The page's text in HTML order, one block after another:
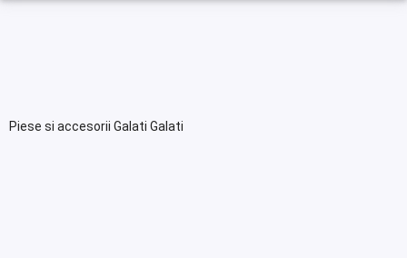
Piese si accesorii Galati Galati